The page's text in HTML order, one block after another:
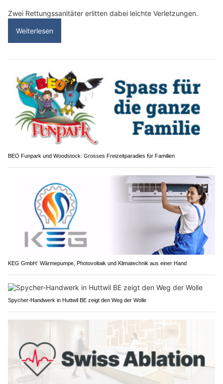
Zwei Rettungssanitäter erlitten dabei leichte Verletzungen.
Weiterlesen
BEO Funpark und Woodstock: Grosses Freizeitparadies für Familien
KEG GmbH: Wärmepumpe, Photovoltaik und Klimatechnik aus einer Hand
Spycher-Handwerk in Huttwil BE zeigt den Weg der Wolle